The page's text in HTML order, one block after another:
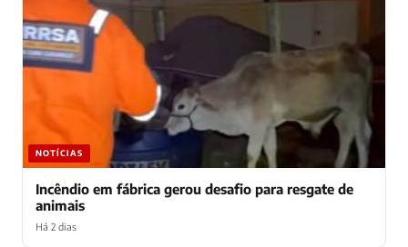
NOTÍCIAS
Incêndio em fábrica gerou desafio para resgate de
animais
Há 2 dias